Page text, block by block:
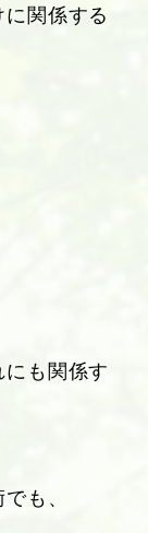
関係する
も関係す
も、